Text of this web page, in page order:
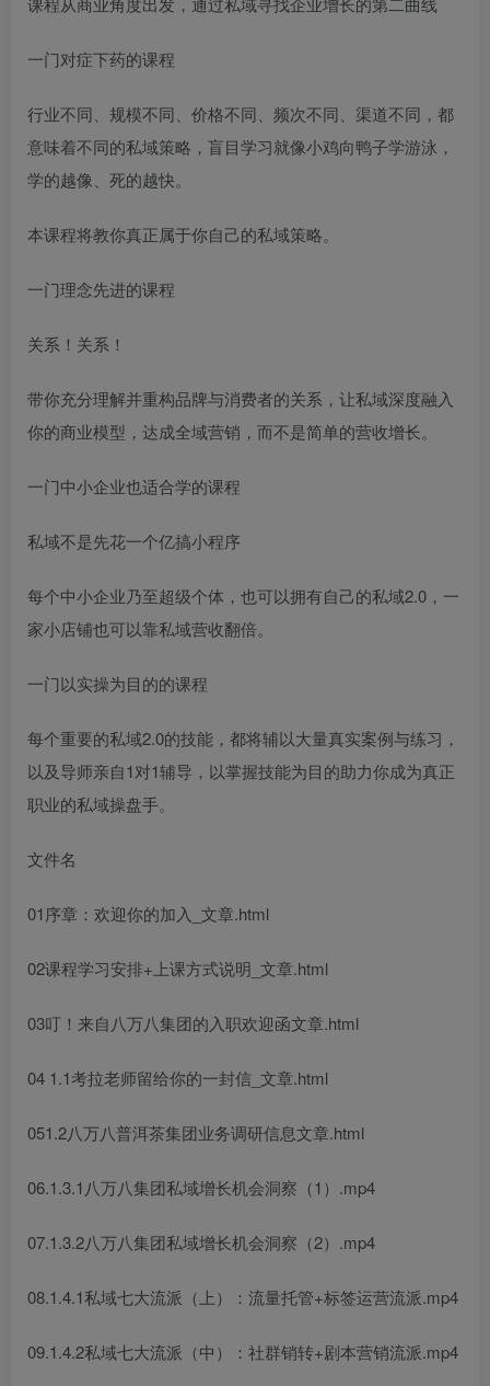
一门对症下药的课程
行业不同、规模不同、价格不同、频次不同、渠道不同，都
意味着不同的私域策略，盲目学习就像小鸡向鸭子学游泳，
学的越像、死的越快。
本课程将教你真正属于你自己的私域策略。
一门理念先进的课程
关系！关系！
带你充分理解并重构品牌与消费者的关系，让私域深度融入
你的商业模型，达成全域营销，而不是简单的营收增长。
一门中小企业也适合学的课程
私域不是先花一个亿搞小程序
每个中小企业乃至超级个体，也可以拥有自己的私域2.0，一
家小店铺也可以靠私域营收翻倍。
一门以实操为目的的课程
每个重要的私域2.0的技能，都将辅以大量真实案例与练习，
以及导师亲自1对1辅导，以掌握技能为目的助力你成为真正
职业的私域操盘手。
文件名
01序章：欢迎你的加入_文章.html
02课程学习安排+上课方式说明_文章.html
03叮！来自八万八集团的入职欢迎函文章.html
04 1.1考拉老师留给你的一封信_文章.html
051.2八万八普洱茶集团业务调研信息文章.html
06.1.3.1八万八集团私域增长机会洞察（1）.mp4
07.1.3.2八万八集团私域增长机会洞察（2）.mp4
08.1.4.1私域七大流派（上）：流量托管+标签运营流派.mp4
09.1.4.2私域七大流派（中）：社群销转+剧本营销流派.mp4